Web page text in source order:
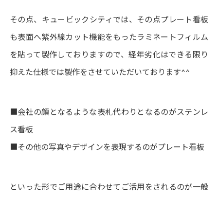
その点、キュービックシティでは、その点プレート看板
も表面へ紫外線カット機能をもったラミネートフィルム
を貼って製作しておりますので、経年劣化はできる限り
抑えた仕様では製作をさせていただいております^^
■会社の顔となるような表札代わりとなるのがステンレ
ス看板
■その他の写真やデザインを表現するのがプレート看板
といった形でご用途に合わせてご活用をされるのが一般